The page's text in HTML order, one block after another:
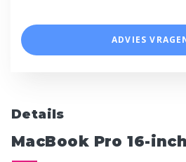
ADVIES
Details
MacBook Pro 16-